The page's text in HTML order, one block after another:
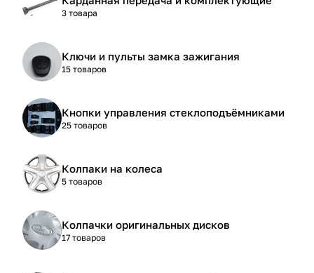
3 товара
Ключи и пульты замка зажигания
15 товаров
Кнопки управления стеклоподъёмниками
25 товаров
Колпаки на колеса
5 товаров
Колпачки оригинальных дисков
17 товаров